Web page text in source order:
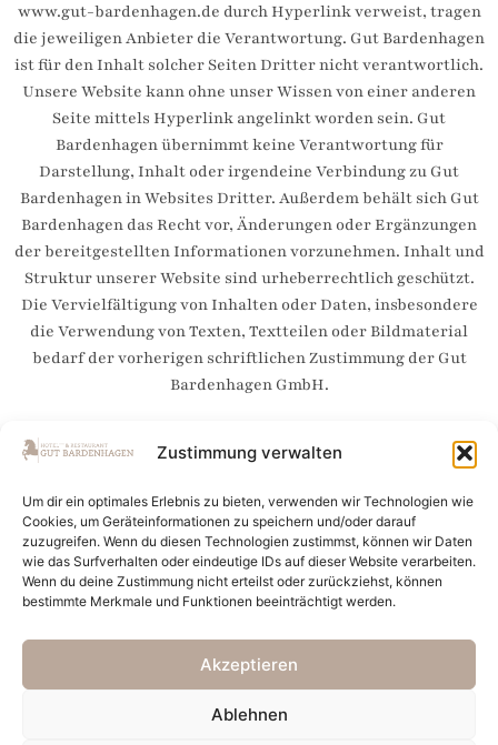
Zustimmung verwalten
Um dir ein optimales Erlebnis zu bieten, verwenden wir Technologien wie
Cookies, um Geräteinformationen zu speichern und/oder darauf
zuzugreifen. Wenn du diesen Technologien zustimmst, können wir Daten
wie das Surfverhalten oder eindeutige IDs auf dieser Website verarbeiten.
Wenn du deine Zustimmung nicht erteilst oder zurückziehst, können
bestimmte Merkmale und Funktionen beeinträchtigt werden.
Akzeptieren
Ablehnen
www.gut-bardenhagen.de durch Hyperlink verweist, tragen
die jeweiligen Anbieter die Verantwortung. Gut Bardenhagen
ist für den Inhalt solcher Seiten Dritter nicht verantwortlich.
Unsere Website kann ohne unser Wissen von einer anderen
Seite mittels Hyperlink angelinkt worden sein. Gut
Bardenhagen übernimmt keine Verantwortung für
Darstellung, Inhalt oder irgendeine Verbindung zu Gut
Bardenhagen in Websites Dritter. Außerdem behält sich Gut
Bardenhagen das Recht vor, Änderungen oder Ergänzungen
der bereitgestellten Informationen vorzunehmen. Inhalt und
Struktur unserer Website sind urheberrechtlich geschützt.
Die Vervielfältigung von Inhalten oder Daten, insbesondere
die Verwendung von Texten, Textteilen oder Bildmaterial
bedarf der vorherigen schriftlichen Zustimmung der Gut
Bardenhagen GmbH.
mail@gut-bardenhagen.de
©2025 Gut Bardenhagen GmbH